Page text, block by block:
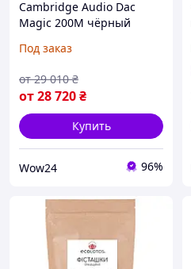
Cambridge Audio Dac
Magic 200M чёрный
bluetooth DAC (на Заказ)
Под заказ
от28 720₴
от 29 010 ₴
Купить
Wow24 96%